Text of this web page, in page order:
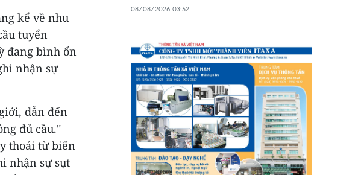
kể về nhu
tuyển
đang bình ổn
nhận sự
dẫn đến
đủ cầu."
thoái từ biến
nhận sự sụt
08/08/2026 03:52